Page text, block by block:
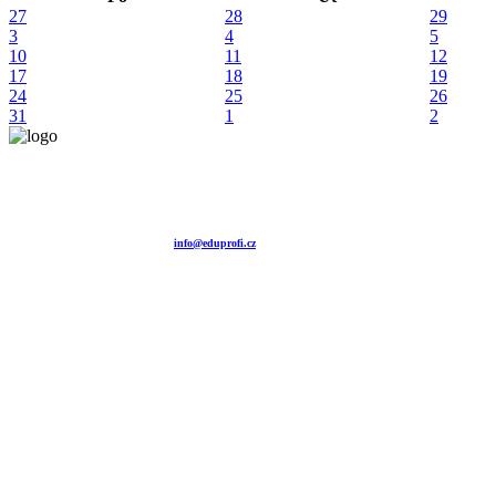
27
28 29
3
4 5
10
11 12
17
18 19
24
25 26
31
1 2
info@eduprofi.cz